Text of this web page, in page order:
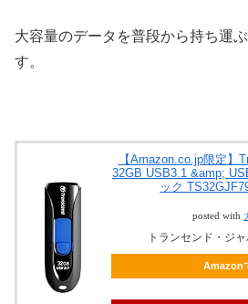
大容量のデータを普段から持ち運
す。
【Amazon.co.jp限定】
32GB USB3.1 &amp;
ック
posted with
トランセンド・ジ
Amazon